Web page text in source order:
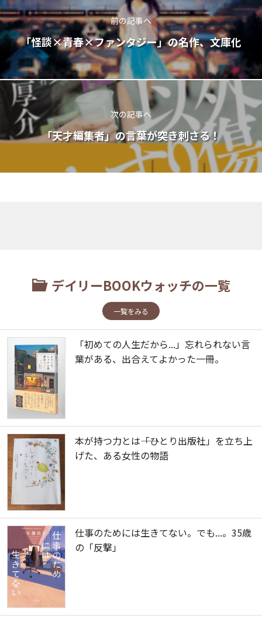
前の記事へ
「怪談×青春×ファンタジー」の名作、文庫化
次の記事へ
「天才編集者」の言葉が突き刺さる！
デイリーBOOKウォッチの一覧
一覧をみる
「初めての人生だから...」忘れられない言
葉がある、出合えてよかった一冊。
本が持つ力とは――「ひとり出版社」を立ち上
げた、ある女性の物語
仕事のためには生きてない。でも...。35歳
の「反撃」